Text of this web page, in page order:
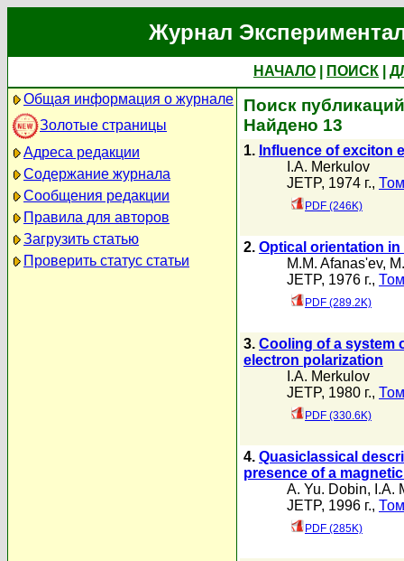
Журнал
НАЧАЛО ПОИСК
Общая информация о журнале
Золотые страницы
Адреса редакции
Содержание журнала
Сообщения редакции
Правила для авторов
Загрузить статью
Проверить статус статьи
Поиск
Найдено 13
1. Influence of exciton
I.A. Merkulov
JETP, 1974 г.,
PDF (246K)
2. Optical orientation
M.M. Afanas'ev,
JETP, 1976 г.,
PDF (289.2K)
3. Cooling of a system
electron polarization
I.A. Merkulov
JETP, 1980 г.,
PDF (330.6K)
4. Quasiclassical
presence of a
A. Yu. Dobin, I.A.
JETP, 1996 г.,
PDF (285K)